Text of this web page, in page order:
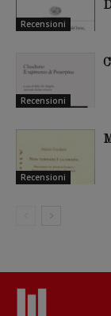
Copyright ©
Associazione
Recensioni
Recensioni
Recensioni